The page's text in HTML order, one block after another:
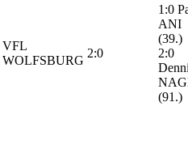
VFL
WOLFSBURG
2:0
1:0
ANI
(39.)
2:0
(91.)